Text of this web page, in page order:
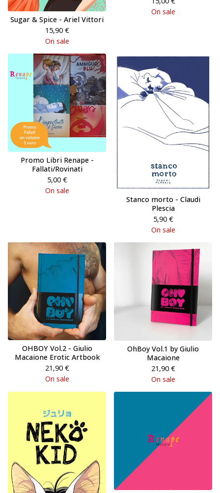
Sugar & Spice - Ariel Vittori
15,90 €
On sale
On sale
Promo Libri Renape -
Fallati/Rovinati
5,00 €
On sale
Stanco morto - Claudi
Plescia
5,90 €
On sale
OHBOY Vol.2 - Giulio
Macaione Erotic Artbook
21,90 €
On sale
OhBoy Vol.1 by Giulio
Macaione
21,90 €
On sale